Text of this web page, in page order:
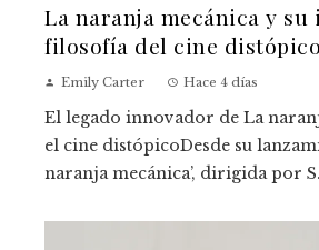
La naranja mecánica y su
filosofía del cine distópico
Emily Carter Hace 4 días
El legado innovador de La
el cine distópicoDesde su
naranja mecánica’, dirigida por